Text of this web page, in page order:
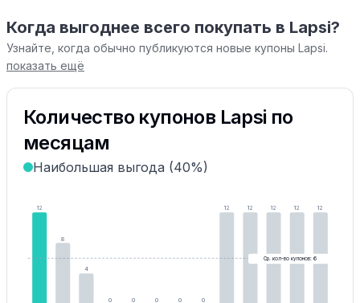
Когда выгоднее всего покупать в Lapsi?
Узнайте, когда обычно публикуются новые купоны Lapsi.
показать ещё
Количество купонов Lapsi по
месяцам
Наибольшая выгода (40%)
12
8
4
0
0
0
0
0
12 12 12 12 12
Ср. кол-во купонов: 6